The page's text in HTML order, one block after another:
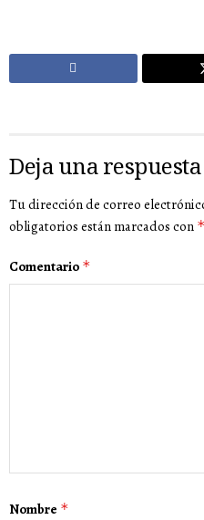
Deja una respuesta
Tu dirección de correo
obligatorios están marcados con *
Comentario *
Nombre *